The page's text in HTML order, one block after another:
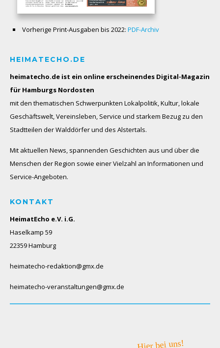
Vorherige Print-Ausgaben bis 2022: PDF-Archiv
HEIMATECHO.DE
heimatecho.de ist ein online erscheinendes Digital-Magazin
für Hamburgs Nordosten
mit den thematischen Schwerpunkten Lokalpolitik, Kultur, lokale
Geschäftswelt, Vereinsleben, Service und starkem Bezug zu den
Stadtteilen der Walddörfer und des Alstertals.
Mit aktuellen News, spannenden Geschichten aus und über die
Menschen der Region sowie einer Vielzahl an Informationen und
Service-Angeboten.
KONTAKT
HeimatEcho e.V. i.G.
Haselkamp 59
22359 Hamburg
heimatecho-redaktion@gmx.de
heimatecho-veranstaltungen@gmx.de